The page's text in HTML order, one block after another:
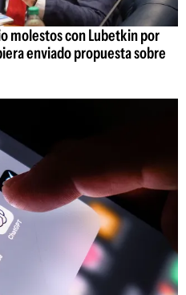
molestos con Lubetkin por
enviado propuesta sobre